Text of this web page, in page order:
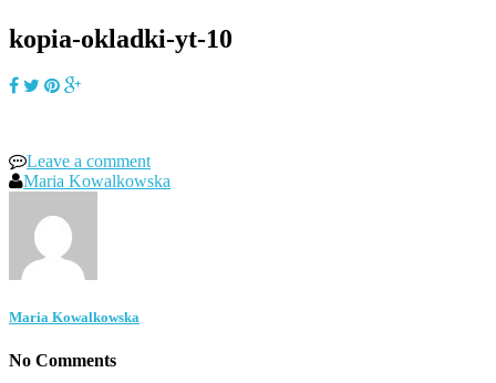
kopia-okladki-yt-10
Leave a comment
Maria Kowalkowska
Maria Kowalkowska
No Comments